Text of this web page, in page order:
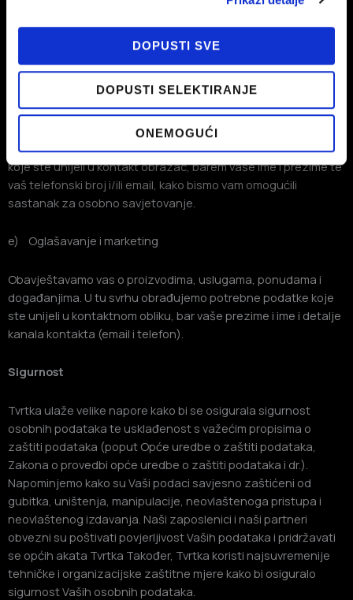
DOPUSTI SVE
DOPUSTI SELEKTIRANJE
ONEMOGUĆI
prezime te vaš telefonski broj, kako bismo vam omogućili
željeno savjetovanje telefonom.
d) Osobno savjetovanje
Ako ste odabrali osobno savjetovanje, obrađujemo podatke
koje ste unijeli u kontakt obrazac, barem vaše ime i prezime te
vaš telefonski broj i/ili email, kako bismo vam omogućili
sastanak za osobno savjetovanje.
e) Oglašavanje i marketing
Obavještavamo vas o proizvodima, uslugama, ponudama i
događanjima. U tu svrhu obrađujemo potrebne podatke koje
ste unijeli u kontaktnom obliku, bar vaše prezime i ime i detalje
kanala kontakta (email i telefon).
Sigurnost
Tvrtka ulaže velike napore kako bi se osigurala sigurnost
osobnih podataka te usklađenost s važećim propisima o
zaštiti podataka (poput Opće uredbe o zaštiti podataka,
Zakona o provedbi opće uredbe o zaštiti podataka i dr.).
Napominjemo kako su Vaši podaci savjesno zaštićeni od
gubitka, uništenja, manipulacije, neovlaštenoga pristupa i
neovlaštenog izdavanja. Naši zaposlenici i naši partneri
obvezni su poštivati povjerljivost Vaših podataka i pridržavati
se općih akata Tvrtka Također, Tvrtka koristi najsuvremenije
tehničke i organizacijske zaštitne mjere kako bi osiguralo
sigurnost Vaših osobnih podataka.